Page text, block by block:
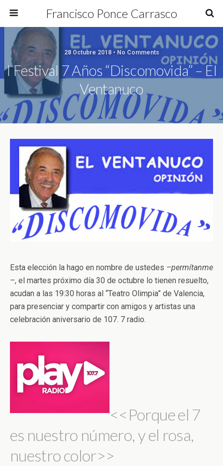
Francisco Ponce Carrasco
28 Octubre 2018 • No Comments
I Festival 7 Años “Discomovida” – El
Ventanuco
Esta elección la hago en nombre de ustedes –permítanme
–, el martes próximo día 30 de octubre lo tienen resuelto,
acudan a las 19:30 horas al “Teatro Olimpia” de Valencia,
para presenciar y compartir con amigos y artistas una
celebración aniversario de 107. 7 radio.
<<Porque el 7
es nuestro número, y el rosa,
nuestro color>>